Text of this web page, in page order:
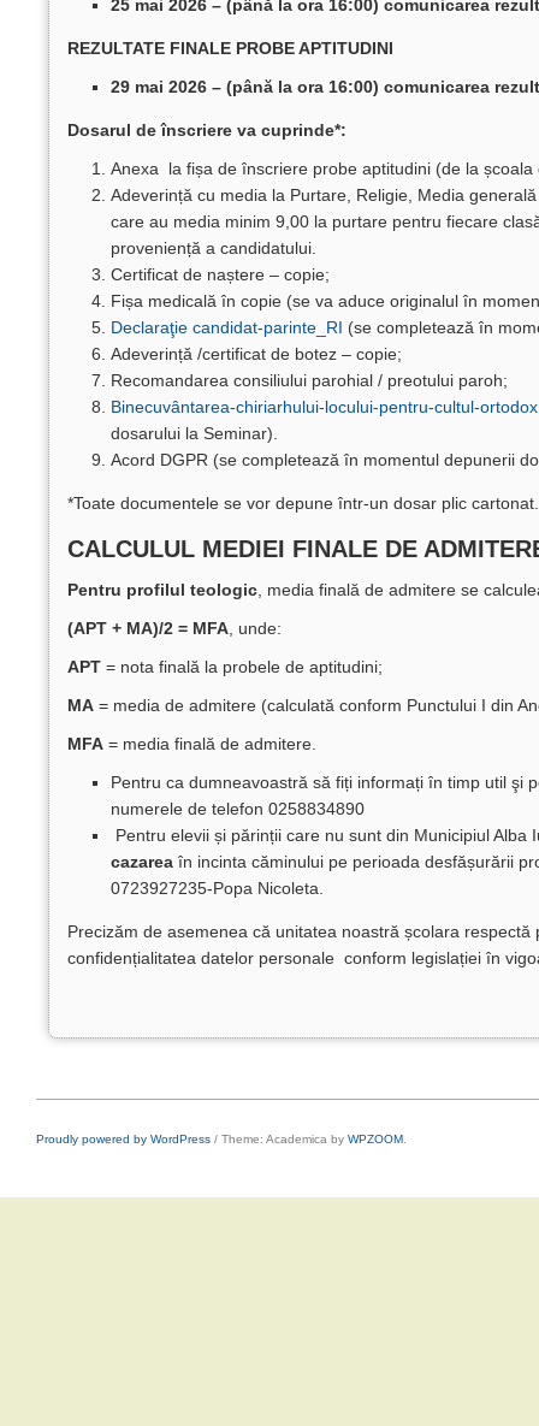
25 mai 2026 – (până la ora 16:00) comunicarea
REZULTATE FINALE PROBE APTITUDINI
29 mai 2026 – (până la ora 16:00) comunicarea
Dosarul de înscriere va cuprinde*:
Anexa la fișa de înscriere probe aptitudini (de la școala
Adeverință cu media la Purtare, Religie, Media
care au media minim 9,00 la purtare pentru fiecare
proveniență a candidatului.
Certificat de naștere – copie;
Fișa medicală în copie (se va aduce originalul în
Declaraţie candidat-parinte_RI (se completează în
Adeverință /certificat de botez – copie;
Recomandarea consiliului parohial / preotului paroh;
Binecuvântarea-chiriarhului-locului-pentru-cultul-ortodox
dosarului la Seminar).
Acord DGPR (se completează în momentul depunerii
*Toate documentele se vor depune într-un dosar plic cartonat.
CALCULUL MEDIEI FINALE DE
Pentru profilul teologic , media finală de admitere se
(APT + MA)/2 = MFA , unde:
APT = nota finală la probele de aptitudini;
MA = media de admitere (calculată conform Punctului I din
MFA = media finală de admitere.
Pentru ca dumneavoastră să fiți informați în timp util şi
numerele de telefon 0258834890
Pentru elevii și părinții care nu sunt din Municipiul
cazarea în incinta căminului pe perioada desfășurării
0723927235-Popa Nicoleta.
Precizăm de asemenea că unitatea noastră școlara
confidențialitatea datelor personale conform legislației în
Proudly powered by WordPress / Theme: Academica by WPZOOM